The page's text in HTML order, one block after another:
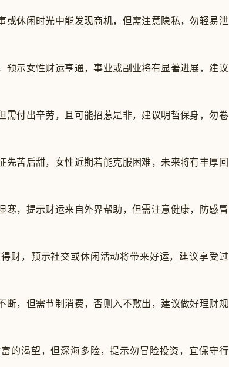
或休闲时光中能发现商机，但需注意隐私，勿轻易泄
预示女性财运亨通，事业或副业将有显著进展，建议
需付出辛劳，且可能招惹是非，建议明哲保身，勿卷
先苦后甜，女性近期若能克服困难，未来将有丰厚回
寒，提示财运来自外界帮助，但需注意健康，防感冒
财，预示社交或休闲活动将带来好运，建议享受过
断，但需节制消费，否则入不敷出，建议做好理财规
的渴望，但深海多险，提示勿冒险投资，宜保守行